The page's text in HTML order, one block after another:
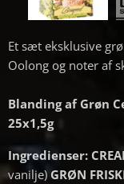
Et sæt eksklusive
Oolong og noter af
Blanding af Grøn
25x1,5g
Ingredienser:
vanilje) GRØN